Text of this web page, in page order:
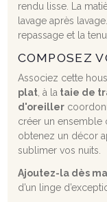
rendu lisse. La
lavage après
repassage et la
COMPOSEZ
Associez cette
plat, à lataie de
d'oreiller
créer un ensemble
obtenez un décor
sublimer vos nuits.
Ajoutez-la dès
d’un linge